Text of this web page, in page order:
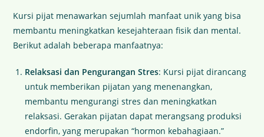
Kursi pijat menawarkan sejumlah manfaat unik yang bisa
membantu meningkatkan kesejahteraan fisik dan mental.
Berikut adalah beberapa manfaatnya:
Relaksasi dan Pengurangan Stres: Kursi pijat dirancang
untuk memberikan pijatan yang menenangkan,
membantu mengurangi stres dan meningkatkan
relaksasi. Gerakan pijatan dapat merangsang produksi
endorfin, yang merupakan “hormon kebahagiaan.”